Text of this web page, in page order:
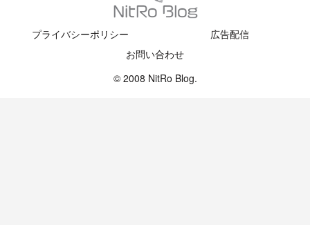
プライバシーポリシー
広告配信
お問い合わせ
© 2008 NitRo Blog.